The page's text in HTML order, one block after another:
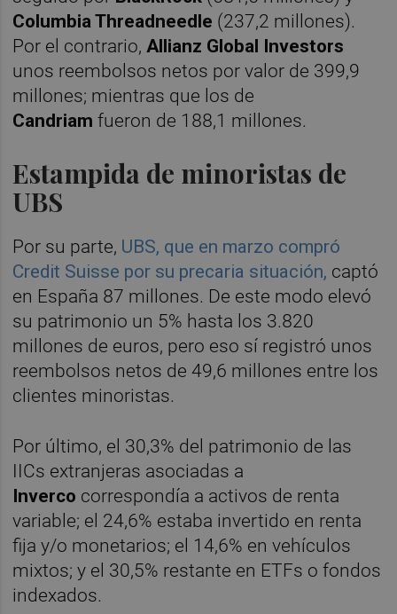
Columbia Threadneedle (237,2 millones).
Por el contrario,Allianz Global Investors
unos reembolsos netos por valor de 399,9
millones; mientras que los de
Candriamfueron de 188,1 millones.
Estampida de minoristas de
UBS
Por su parte, UBS, que en marzo compró
Credit Suisse por su precaria situación, captó
en España 87 millones. De este modo elevó
su patrimonio un 5% hasta los 3.820
millones de euros, pero eso sí registró unos
reembolsos netos de 49,6 millones entre los
clientes minoristas.
Por último, el 30,3% del patrimonio de las
IICs extranjeras asociadas a
Inverco correspondía a activos de renta
variable; el 24,6% estaba invertido en renta
fija y/o monetarios; el 14,6% en vehículos
mixtos; y el 30,5% restante en ETFs o fondos
indexados.